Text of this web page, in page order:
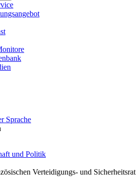
Sprache
und Politik
Verteidigungs- und Sicherheitsrat